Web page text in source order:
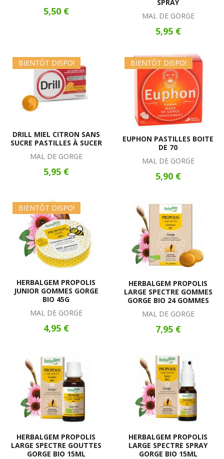
5,50 €
SPRAY
MAL DE GORGE
5,95 €
BIENTÔT DISPO!
DRILL MIEL CITRON SANS
SUCRE PASTILLES À SUCER
MAL DE GORGE
5,95 €
BIENTÔT DISPO!
EUPHON PASTILLES BOITE
DE 70
MAL DE GORGE
5,90 €
BIENTÔT DISPO!
HERBALGEM PROPOLIS
JUNIOR GOMMES GORGE
BIO 45G
MAL DE GORGE
4,95 €
HERBALGEM PROPOLIS
LARGE SPECTRE GOMMES
GORGE BIO 24 GOMMES
MAL DE GORGE
7,95 €
HERBALGEM PROPOLIS
LARGE SPECTRE GOUTTES
GORGE BIO 15ML
HERBALGEM PROPOLIS
LARGE SPECTRE SPRAY
GORGE BIO 15ML